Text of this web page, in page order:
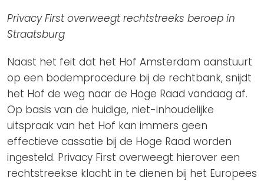
Privacy First overweegt rechtstreeks beroep in
Straatsburg
Naast het feit dat het Hof Amsterdam aanstuurt
op een bodemprocedure bij de rechtbank, snijdt
het Hof de weg naar de Hoge Raad vandaag af.
Op basis van de huidige, niet-inhoudelijke
uitspraak van het Hof kan immers geen
effectieve cassatie bij de Hoge Raad worden
ingesteld. Privacy First overweegt hierover een
rechtstreekse klacht in te dienen bij het Europees